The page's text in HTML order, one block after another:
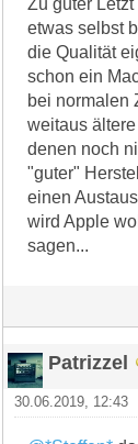
etwas selbst
die Qualität
schon ein
bei normalen
weitaus
denen noch
"guter"
einen
wird Apple
sagen...
Patrizzel
30.06.2019, 12:43